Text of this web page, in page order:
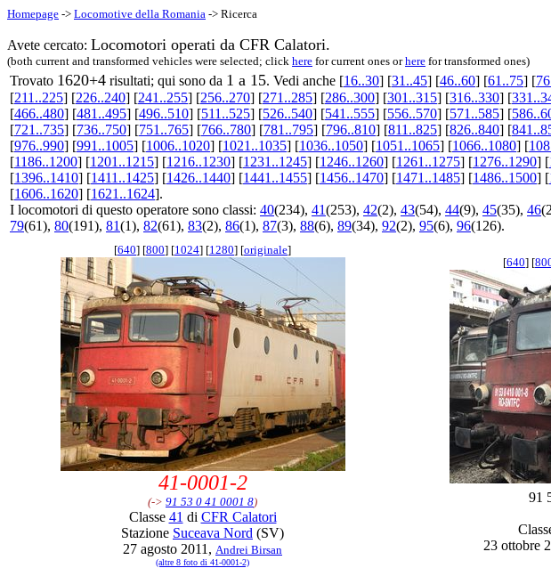
Homepage -> Locomotive della Romania -> Ricerca
Avete cercato: Locomotori operati da CFR Calatori.
(both current and transformed vehicles were selected; click here for current ones orhere for transformed ones)
Trovato 1620+4 risultati; qui sono da 1 a 15. Vedi anche [16..30] [31..45] [46..60] [61..75] [
[211..225] [226..240] [241..255] [256..270] [271..285] [286..300] [301..315] [316..330] [
[466..480] [481..495] [496..510] [511..525] [526..540] [541..555] [556..570] [571..585] [
[721..735] [736..750] [751..765] [766..780] [781..795] [796..810] [811..825] [826..840] [
[976..990] [991..1005] [1006..1020] [1021..1035] [1036..1050] [1051..1065] [1066..1080] [
[1186..1200] [1201..1215] [1216..1230] [1231..1245] [1246..1260] [1261..1275] [1276..1290] [
[1396..1410] [1411..1425] [1426..1440] [1441..1455] [1456..1470] [1471..1485] [1486..1500] [
[1606..1620] [1621..1624].
I locomotori di questo operatore sono classi: 40(234), 41(253), 42(2), 43(54), 44(9), 45(35), 46
79(61), 80(191), 81(1), 82(61), 83(2), 86(1), 87(3), 88(6), 89(34), 92(2), 95(6), 96(126).
[640] [800] [1024] [1280] [originale]
41-0001-2
(-> 91 53 0 41 0001 8)
Classe 41 di CFR Calatori
Stazione Suceava Nord (SV)
27 agosto 2011, Andrei Birsan
(altre 8 foto di 41-0001-2)
[640] [
91
23 ottobre